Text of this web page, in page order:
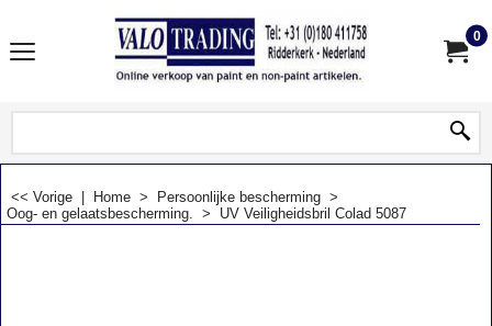
0
<< Vorige Home > Persoonlijke bescherming >
Oog- en gelaatsbescherming. > UV Veiligheidsbril Colad 5087